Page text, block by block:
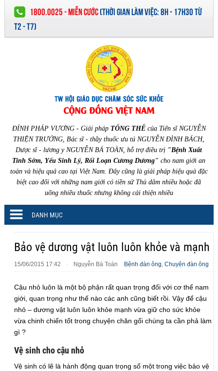
1800.0025 - MIỄN CƯỚC(THỜI GIAN LÀM VIỆC:8H - 17H30 TỪ
T2 - T7)
ĐỈNH PHÁP VƯƠNG - Giải pháp TỔNG THỂcủa Tiến sĩ NGUYỄN
THIỆN TRƯỞNG, Bác sĩ - thầy thuốc ưu tú NGUYỄN ĐÌNH BÁCH,
Dược sĩ - lương y NGUYỄN BÁ TOÀN, hỗ trợ điều trị "Bệnh Xuất
Tinh Sớm, Yếu Sinh Lý, Rối Loạn Cương Dương" cho nam giới an
toàn và hiệu quả cao tại Việt Nam. Đây cũng là giải pháp hiệu quả đặc
biệt cao đối với những nam giới có tiền sử Thủ dâm nhiều hoặc đã
uống nhiều thuốc nhưng không cải thiện nhiều
DANH MỤC
Bảo vệ dương vật luôn luôn khỏe và mạnh
15/06/2015 17:42 · Nguyễn Bá Toàn Bệnh đàn ông,Chuyện đàn ông
Cậu nhỏ luôn là một bộ phận rất quan trọng đối với cơ thể nam
giới, quan trọng như thế nào các anh cũng biết rồi. Vậy để cậu
nhỏ – dương vật luôn luôn khỏe mạnh vừa giữ cho sức khỏe
vừa chinh chiến tốt trong chuyện chăn gối chúng ta cần phả làm
gì ?
Vệ sinh cho cậu nhỏ
Vệ sinh có lẽ là hành động quan trọng số một trong việc bảo vệ